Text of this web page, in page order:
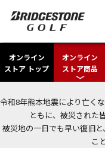
オンライン
ストア トップ
オンライン
ストア商品
令和8年熊本地震により亡く
ともに、被災された
被災地の一日でも早い復旧
こ
＜夏季休暇中のご注文・
今なら新規会員登録で